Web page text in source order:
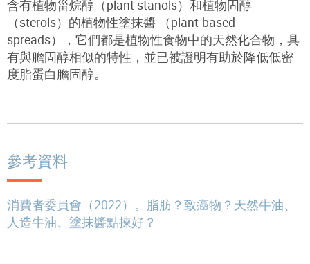
含有植物甾烷醇（plant stanols）和植物固醇
（sterols）的植物性塗抹醬 （plant-based
spreads），它們都是植物性食物中的天然化合物，具
有與膽固醇相似的特性，並已被證明有助於降低低密
度脂蛋白膽固醇。
參考資料
消費者委員會（2022）。脂肪？致癌物？天然牛油、
人造牛油、塗抹醬點揀好？